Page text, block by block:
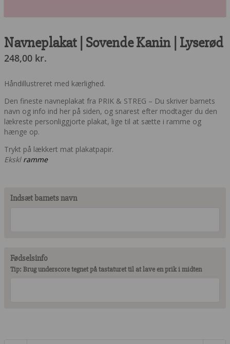
Navneplakat | Sovende Kanin | Lyserød
248,00 kr.
Håndillustreret med kærlighed.
Den fineste navneplakat fra PRIK & STREG – Du skriver barnets
navn og info ind her på siden, og snarest efter modtager du den
lækreste personliggjorte plakat, lige til at sætte i ramme og
hænge op.
Trykt på lækkert mat plakatpapir.
Ekskl ramme
Indsæt barnets navn
Fødselsinfo
Tip: Brug underscore tegnet på tastaturet til at lave en prik i midten